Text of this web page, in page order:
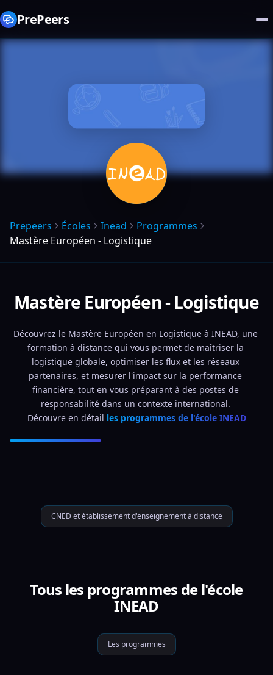
PrePeers
Prepeers Écoles Inead
Programmes
Mastère Européen - Logistique
Mastère Européen - Logistique
Découvrez le Mastère Européen en Logistique à INEAD, une
formation à distance qui vous permet de maîtriser la
logistique globale, optimiser les flux et les réseaux
partenaires, et mesurer l'impact sur la performance
financière, tout en vous préparant à des postes de
responsabilité dans un contexte international.
Découvre en détail les programmes de l'école INEAD
CNED et établissement d'enseignement à distance
Tous les programmes de l'école
INEAD
Les programmes